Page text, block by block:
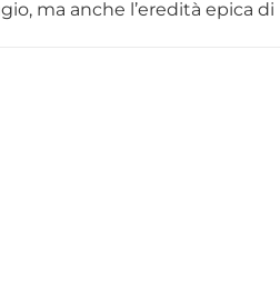
ma anche l’eredità epica di